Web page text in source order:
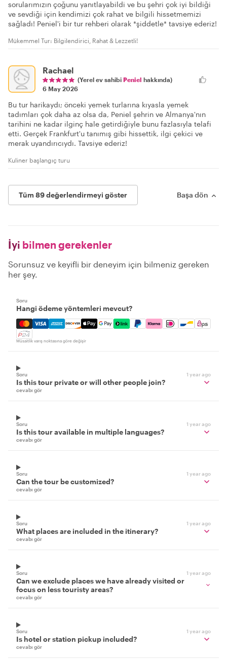
sorularımızın çoğunu yanıtlayabildi ve bu şehri çok iyi bildiği
ve sevdiği için kendimizi çok rahat ve bilgili hissetmemizi
sağladı! Peniel'i bir tur rehberi olarak *şiddetle* tavsiye ederiz!
Mükemmel Tur: Bilgilendirici, Rahat & Lezzetli!
Rachael
(Yerel ev sahibi Peniel hakkında)
6 May 2026
Bu tur harikaydı; önceki yemek turlarına kıyasla yemek
tadımları çok daha az olsa da, Peniel şehrin ve Almanya'nın
tarihini ne kadar ilginç hale getirdiğiyle bunu fazlasıyla telafi
etti. Gerçek Frankfurt'u tanımış gibi hissettik, ilgi çekici ve
merak uyandırıcıydı. Tavsiye ederiz!
Kuliner başlangıç turu
Tüm 89 değerlendirmeyi göster Başa dön
İyi bilmen gerekenler
Sorunsuz ve keyifli bir deneyim için bilmeniz gereken
her şey.
Soru
Hangi ödeme yöntemleri mevcut?
Mastercard, Visa, Amex, Discover, Apple Pay, Google
Müsaitlik varış noktasına göre değişir
Soru 1 year ago
Is this tour private or will other people join?
cevabı gör
Soru 1 year ago
Is this tour available in multiple languages?
cevabı gör
Soru 1 year ago
Can the tour be customized?
cevabı gör
Soru 1 year ago
What places are included in the itinerary?
cevabı gör
Soru 1 year ago
Can we exclude places we have already visited or
focus on less touristy areas?
cevabı gör
Soru 1 year ago
Is hotel or station pickup included?
cevabı gör